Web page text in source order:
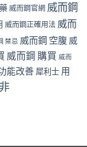
威而鋼官網 威而鋼
威而鋼正確用法 威而
禁忌 威而鋼 空腹 威
威而鋼 購買 威而
能改善 犀利士 用